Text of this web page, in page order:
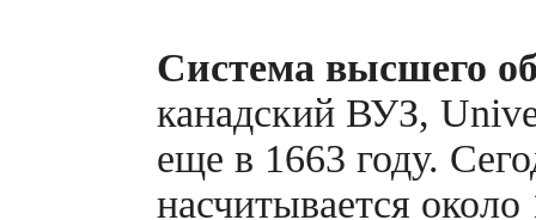
Система высшего
канадский ВУЗ,
еще в 1663 году.
насчитывается